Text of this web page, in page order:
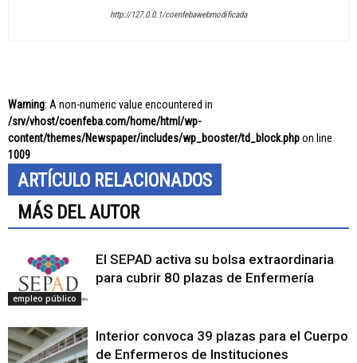
http://127.0.0.1/coenfebawebmodificada
Warning: A non-numeric value encountered in
/srv/vhost/coenfeba.com/home/html/wp-
content/themes/Newspaper/includes/wp_booster/td_block.phpon line
1009
ARTÍCULO RELACIONADOS
MÁS DEL AUTOR
empleo público
El SEPAD activa su bolsa extraordinaria
para cubrir 80 plazas de Enfermería
Interior convoca 39 plazas para el Cuerpo
de Enfermeros de Instituciones